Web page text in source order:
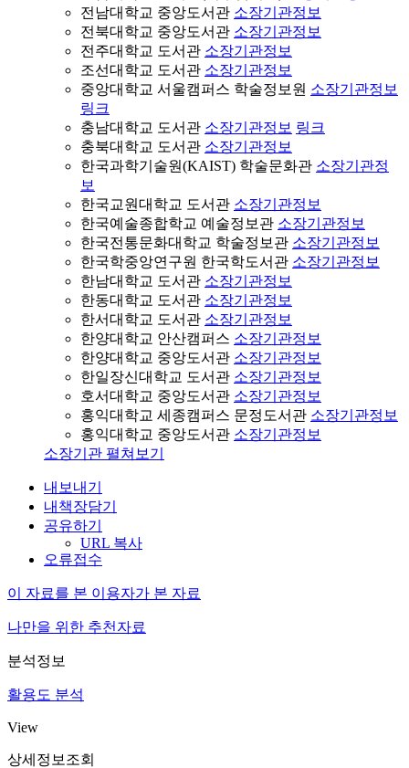
전남대학교 중앙도서관 소장기관정보
전북대학교 중앙도서관 소장기관정보
전주대학교 도서관 소장기관정보
조선대학교 도서관 소장기관정보
중앙대학교 서울캠퍼스 학술정보원 소장기관정보
링크
충남대학교 도서관 소장기관정보 링크
충북대학교 도서관 소장기관정보
한국과학기술원(KAIST) 학술문화관 소장기관정
보
한국교원대학교 도서관 소장기관정보
한국예술종합학교 예술정보관 소장기관정보
한국전통문화대학교 학술정보관 소장기관정보
한국학중앙연구원 한국학도서관 소장기관정보
한남대학교 도서관 소장기관정보
한동대학교 도서관 소장기관정보
한서대학교 도서관 소장기관정보
한양대학교 안산캠퍼스 소장기관정보
한양대학교 중앙도서관 소장기관정보
한일장신대학교 도서관 소장기관정보
호서대학교 중앙도서관 소장기관정보
홍익대학교 세종캠퍼스 문정도서관 소장기관정보
홍익대학교 중앙도서관 소장기관정보
소장기관 펼쳐보기
내보내기
내책장담기
공유하기
URL 복사
오류접수
이 자료를 본 이용자가 본 자료
나만을 위한 추천자료
분석정보
활용도 분석
View
상세정보조회